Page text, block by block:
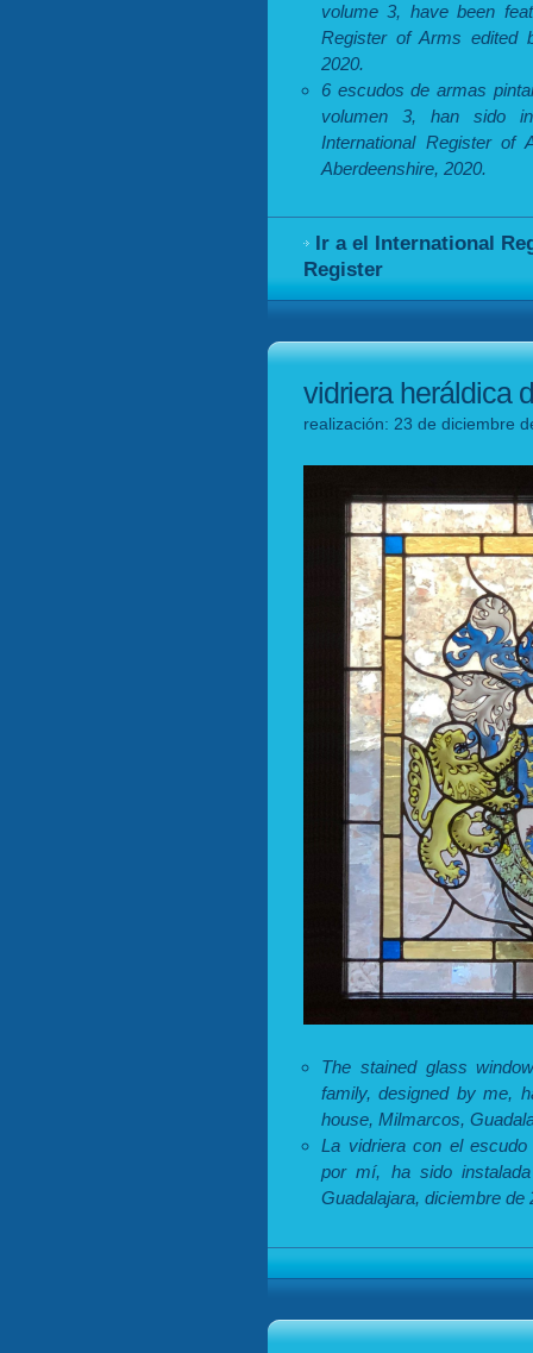
volume 3, have been
Register of Arms edited
2020.
6 escudos de armas
volumen 3, han sido
International Register of
Aberdeenshire, 2020.
Ir a el International
Register
vidriera heráldica
realización: 23 de diciembre
The stained glass
family, designed by me,
house, Milmarcos,
La vidriera con el
por mí, ha sido
Guadalajara, diciembre de